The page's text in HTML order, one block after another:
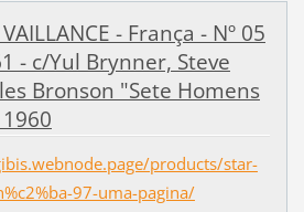
- França - Nº 05
- c/Yul Brynner, Steve
Bronson "Sete Homens
products/star-
97-uma-pagina/